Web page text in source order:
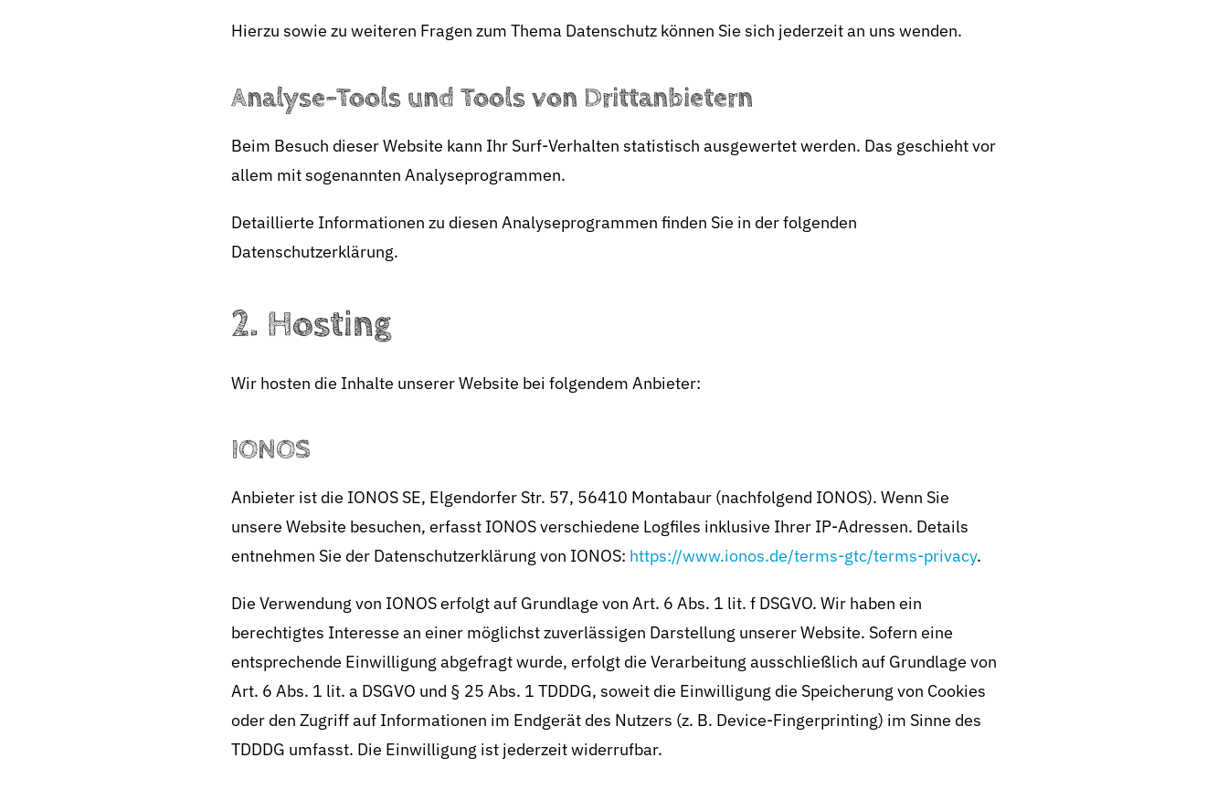
Hierzu sowie zu weiteren Fragen zum Thema Datenschutz können Sie sich jederzeit an uns wenden.
Analyse-Tools und Tools von Dritt­anbietern
Beim Besuch dieser Website kann Ihr Surf-Verhalten statistisch ausgewertet werden. Das geschieht vor
allem mit sogenannten Analyseprogrammen.
Detaillierte Informationen zu diesen Analyseprogrammen finden Sie in der folgenden
Datenschutzerklärung.
2. Hosting
Wir hosten die Inhalte unserer Website bei folgendem Anbieter:
IONOS
Anbieter ist die IONOS SE, Elgendorfer Str. 57, 56410 Montabaur (nachfolgend IONOS). Wenn Sie
unsere Website besuchen, erfasst IONOS verschiedene Logfiles inklusive Ihrer IP-Adressen. Details
entnehmen Sie der Datenschutzerklärung von IONOS: https://www.ionos.de/terms-gtc/terms-privacy.
Die Verwendung von IONOS erfolgt auf Grundlage von Art. 6 Abs. 1 lit. f DSGVO. Wir haben ein
berechtigtes Interesse an einer möglichst zuverlässigen Darstellung unserer Website. Sofern eine
entsprechende Einwilligung abgefragt wurde, erfolgt die Verarbeitung ausschließlich auf Grundlage von
Art. 6 Abs. 1 lit. a DSGVO und § 25 Abs. 1 TDDDG, soweit die Einwilligung die Speicherung von Cookies
oder den Zugriff auf Informationen im Endgerät des Nutzers (z. B. Device-Fingerprinting) im Sinne des
TDDDG umfasst. Die Einwilligung ist jederzeit widerrufbar.